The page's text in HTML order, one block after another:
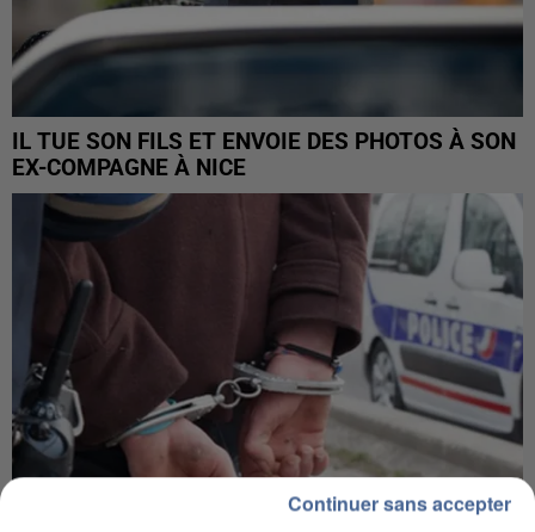
IL TUE SON FILS ET ENVOIE DES PHOTOS À SON
EX-COMPAGNE À NICE
Continuer sans accepter